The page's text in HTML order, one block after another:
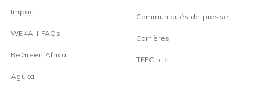
Impact
WE4A II FAQs
BeGreen Africa
Aguka
Communiqués de presse
Carrières
TEFCircle